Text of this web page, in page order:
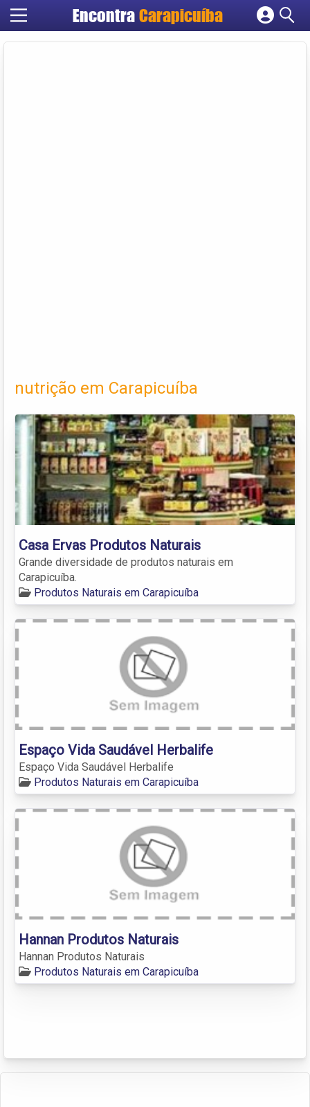
EncontraCarapicuíba
Cadastrar empresa
nutrição em Carapicuíba
Casa Ervas Produtos Naturais
Grande diversidade de produtos naturais em
Carapicuíba.
Produtos Naturais em Carapicuíba
Espaço Vida Saudável Herbalife
Espaço Vida Saudável Herbalife
Produtos Naturais em Carapicuíba
Hannan Produtos Naturais
Hannan Produtos Naturais
Produtos Naturais em Carapicuíba